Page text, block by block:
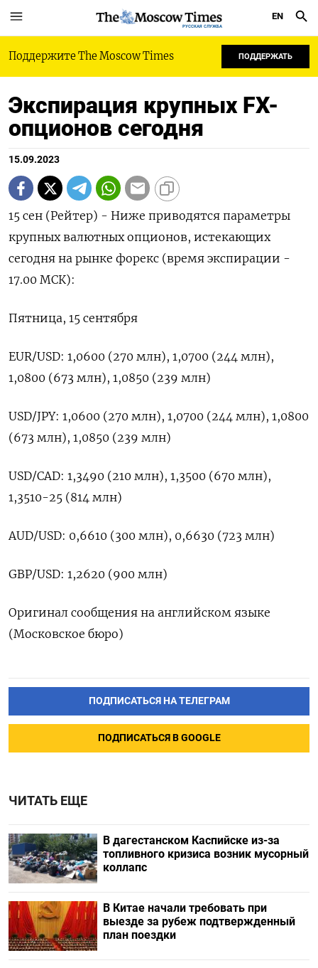
РУССКАЯ СЛУЖБА
EN
Поддержите The Moscow Times ПОДДЕРЖАТЬ
Экспирация крупных FX-
опционов сегодня
15.09.2023
15 сен (Рейтер) - Ниже приводятся параметры
крупных валютных опционов, истекающих
сегодня на рынке форекс (время экспирации -
17.00 МСК):
Пятница, 15 сентября
EUR/USD: 1,0600 (270 млн), 1,0700 (244 млн),
1,0800 (673 млн), 1,0850 (239 млн)
USD/JPY: 1,0600 (270 млн), 1,0700 (244 млн), 1,0800
(673 млн), 1,0850 (239 млн)
USD/CAD: 1,3490 (210 млн), 1,3500 (670 млн),
1,3510-25 (814 млн)
AUD/USD: 0,6610 (300 млн), 0,6630 (723 млн)
GBP/USD: 1,2620 (900 млн)
Оригинал сообщения на английском языке
(Московское бюро)
ПОДПИСАТЬСЯ НА ТЕЛЕГРАМ
ПОДПИСАТЬСЯ В GOOGLE
ЧИТАТЬ ЕЩЕ
В дагестанском Каспийске из-за
топливного кризиса возник мусорный
коллапс
В Китае начали требовать при
выезде за рубеж подтвержденный
план поездки